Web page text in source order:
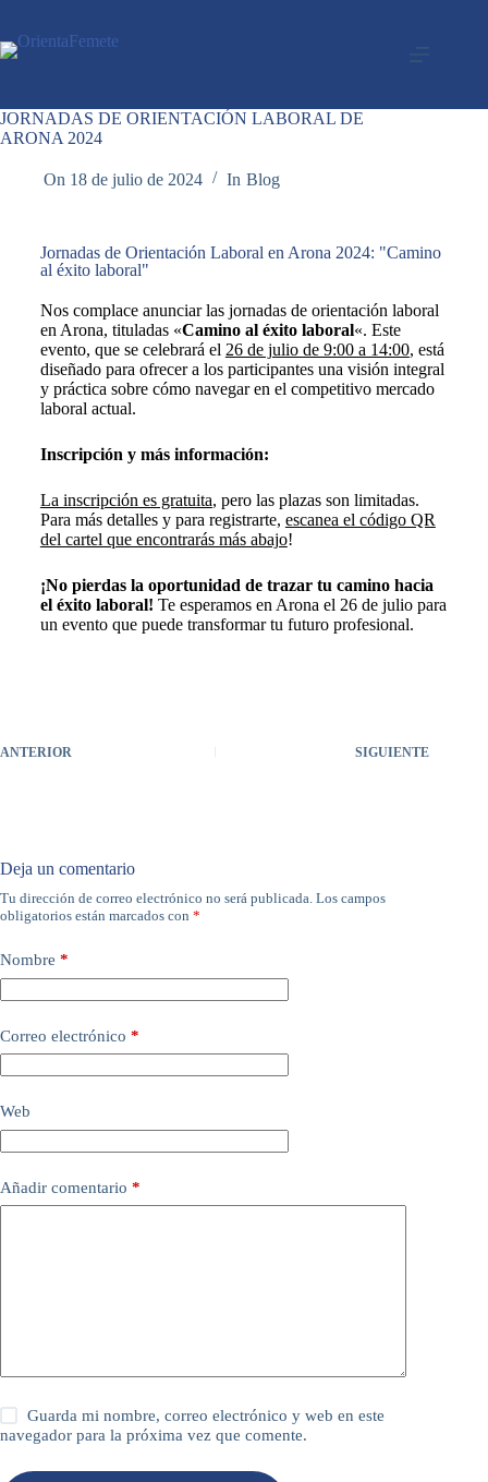
JORNADAS DE ORIENTACIÓN LABORAL DE
ARONA 2024
On 18 de julio de 2024 In Blog
Jornadas de Orientación Laboral en Arona 2024: "Camino
al éxito laboral"
Nos complace anunciar las jornadas de orientación laboral
en Arona, tituladas «Camino al éxito laboral«. Este
evento, que se celebrará el 26 de julio de 9:00 a 14:00, está
diseñado para ofrecer a los participantes una visión integral
y práctica sobre cómo navegar en el competitivo mercado
laboral actual.
Inscripción y más información:
La inscripción es gratuita, pero las plazas son limitadas.
Para más detalles y para registrarte, escanea el código QR
del cartel que encontrarás más abajo!
¡No pierdas la oportunidad de trazar tu camino hacia
el éxito laboral! Te esperamos en Arona el 26 de julio para
un evento que puede transformar tu futuro profesional.
ANTERIOR SIGUIENTE
Deja un comentario
Tu dirección de correo electrónico no será publicada. Los campos
obligatorios están marcados con *
Nombre *
Correo electrónico *
Web
Añadir comentario *
Guarda mi nombre, correo electrónico y web en este
navegador para la próxima vez que comente.
A
l
e
r
n
t
i
v
: